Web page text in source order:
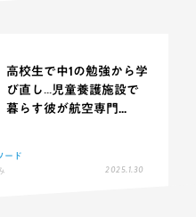
高校生で中1の勉強から学
び直し…児童養護施設で
暮らす彼が航空専門...
ード
2025.1.30